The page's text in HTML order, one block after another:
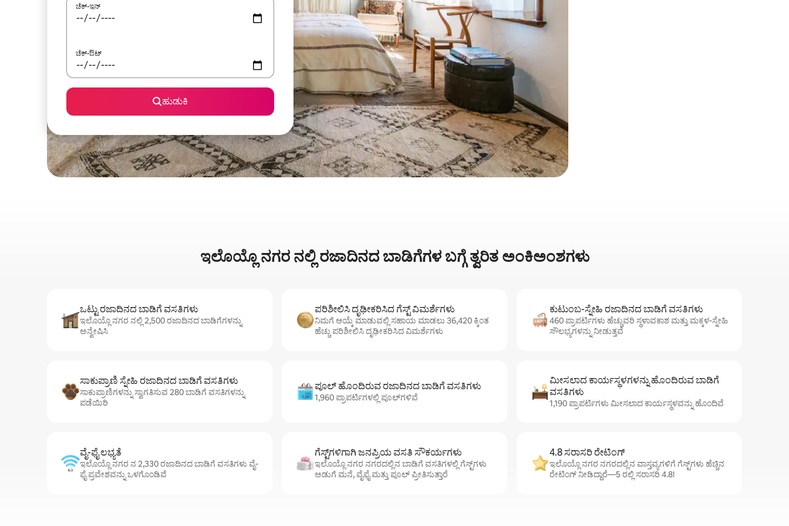
ಚೆಕ್-ಇನ್
ಚೆಕ್-ಔಟ್
ಹುಡುಕಿ
ಇಲೊಯ್ಲೊ ನಗರ ನಲ್ಲಿ ರಜಾದಿನದ ಬಾಡಿಗೆಗಳ ಬಗ್ಗೆ ತ್ವರಿತ ಅಂಕಿಅಂಶಗಳು
ಒಟ್ಟು ರಜಾದಿನದ ಬಾಡಿಗೆ ವಸತಿಗಳು
ಇಲೊಯ್ಲೊ ನಗರ ನಲ್ಲಿ 2,500 ರಜಾದಿನದ ಬಾಡಿಗೆಗಳನ್ನು
ಅನ್ವೇಷಿಸಿ
ಪರಿಶೀಲಿಸಿ ದೃಢೀಕರಿಸಿದ ಗೆಸ್ಟ್ ವಿಮರ್ಶೆಗಳು
ನಿಮಗೆ ಆಯ್ಕೆ ಮಾಡುವಲ್ಲಿ ಸಹಾಯ ಮಾಡಲು 36,420 ಕ್ಕಿಂತ
ಹೆಚ್ಚು ಪರಿಶೀಲಿಸಿ ದೃಢೀಕರಿಸಿದ ವಿಮರ್ಶೆಗಳು
ಕುಟುಂಬ-ಸ್ನೇಹಿ ರಜಾದಿನದ ಬಾಡಿಗೆ ವಸತಿಗಳು
460 ಪ್ರಾಪರ್ಟಿಗಳು ಹೆಚ್ಚುವರಿ ಸ್ಥಳಾವಕಾಶ ಮತ್ತು ಮಕ್ಕಳ-ಸ್ನೇಹಿ
ಸೌಲಭ್ಯಗಳನ್ನು ನೀಡುತ್ತವೆ
ಸಾಕುಪ್ರಾಣಿ ಸ್ನೇಹಿ ರಜಾದಿನದ ಬಾಡಿಗೆ ವಸತಿಗಳು
ಸಾಕುಪ್ರಾಣಿಗಳನ್ನು ಸ್ವಾಗತಿಸುವ 280 ಬಾಡಿಗೆ ವಸತಿಗಳನ್ನು
ಪಡೆಯಿರಿ
ಪೂಲ್ ಹೊಂದಿರುವ ರಜಾದಿನದ ಬಾಡಿಗೆ ವಸತಿಗಳು
1,960 ಪ್ರಾಪರ್ಟಿಗಳಲ್ಲಿ ಪೂಲ್‌‌‌‌‌‌‌‌‌ಗಳಿವೆ
ಮೀಸಲಾದ ಕಾರ್ಯಸ್ಥಳಗಳನ್ನು ಹೊಂದಿರುವ ಬಾಡಿಗೆ
ವಸತಿಗಳು
1,190 ಪ್ರಾಪರ್ಟಿಗಳು ಮೀಸಲಾದ ಕಾರ್ಯಸ್ಥಳವನ್ನು ಹೊಂದಿವೆ
ವೈ-ಫೈ ಲಭ್ಯತೆ
ಇಲೊಯ್ಲೊ ನಗರ ನ 2,330 ರಜಾದಿನದ ಬಾಡಿಗೆ ವಸತಿಗಳು ವೈ-
ಫೈ ಪ್ರವೇಶವನ್ನು ಒಳಗೊಂಡಿವೆ
ಗೆಸ್ಟ್‌ಗಳಿಗಾಗಿ ಜನಪ್ರಿಯ ವಸತಿ ಸೌಕರ್ಯಗಳು
ಇಲೊಯ್ಲೊ ನಗರ ನಗರದಲ್ಲಿನ ಬಾಡಿಗೆ ವಸತಿಗಳಲ್ಲಿ ಗೆಸ್ಟ್‌ಗಳು
ಅಡುಗೆ ಮನೆ, ವೈಫೈ ಮತ್ತು ಪೂಲ್ ಪ್ರೀತಿಸುತ್ತಾರೆ
4.8 ಸರಾಸರಿ ರೇಟಿಂಗ್
ಇಲೊಯ್ಲೊ ನಗರ ನಗರದಲ್ಲಿನ ವಾಸ್ತವ್ಯಗಳಿಗೆ ಗೆಸ್ಟ್‌ಗಳು ಹೆಚ್ಚಿನ
ರೇಟಿಂಗ್ ನೀಡಿದ್ದಾರೆ—5 ರಲ್ಲಿ ಸರಾಸರಿ 4.8!